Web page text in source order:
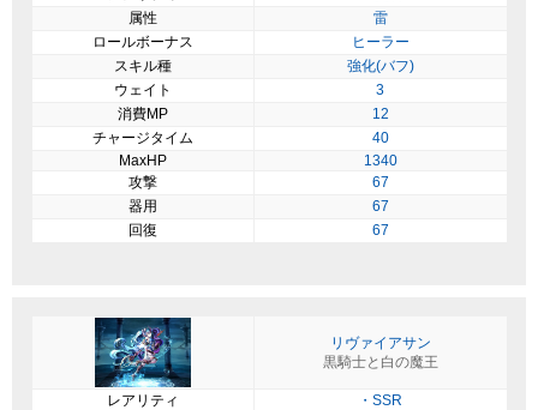
属性
雷
ロールボーナス
ヒーラー
スキル種
強化(バフ)
ウェイト
3
消費MP
12
チャージタイム
40
MaxHP
1340
攻撃
67
器用
67
回復
67
リヴァイアサン
黒騎士と白の魔王
レアリティ
・SSR